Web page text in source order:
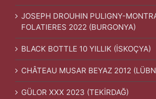
JOSEPH DROUHIN PULIGNY-
FOLATIERES 2022 (BURGONYA)
BLACK BOTTLE 10 YILLIK (İSKOÇYA)
CHÂTEAU MUSAR BEYAZ 2012
GÜLOR XXX 2023 (TEKİRDAĞ)